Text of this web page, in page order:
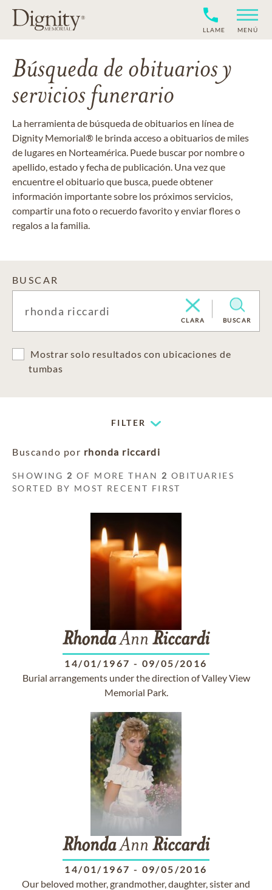
LLAME MENÚ
Búsqueda de obituarios y
servicios funerario
La herramienta de búsqueda de obituarios en línea de
Dignity Memorial® le brinda acceso a obituarios de miles
de lugares en Norteamérica. Puede buscar por nombre o
apellido, estado y fecha de publicación. Una vez que
encuentre el obituario que busca, puede obtener
información importante sobre los próximos servicios,
compartir una foto o recuerdo favorito y enviar flores o
regalos a la familia.
BUSCAR
CLARA BUSCAR
Mostrar solo resultados con ubicaciones de
tumbas
FILTER
Buscando por rhonda riccardi
SHOWING 2 OF MORE THAN 2 OBITUARIES
SORTED BY MOST RECENT FIRST
RhondaAnn Riccardi
14/01/1967 - 09/05/2016
Burial arrangements under the direction of Valley View
Memorial Park.
RhondaAnn Riccardi
14/01/1967 - 09/05/2016
Our beloved mother, grandmother, daughter, sister and